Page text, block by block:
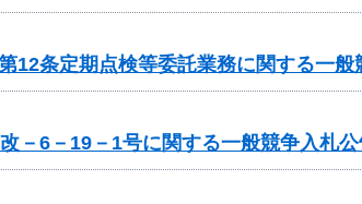
12条定期点検等委託業務に関する一般
－6－19－1号に関する一般競争入札